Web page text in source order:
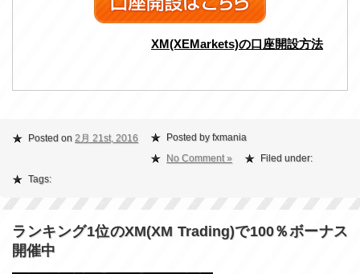
XM(XEMarkets)の口座開設方法
Posted on 2月 21st, 2016
Posted by fxmania
No Comment »
Filed under:
Tags:
ランキング1位のXM(XM Trading)で100％ボーナス
開催中